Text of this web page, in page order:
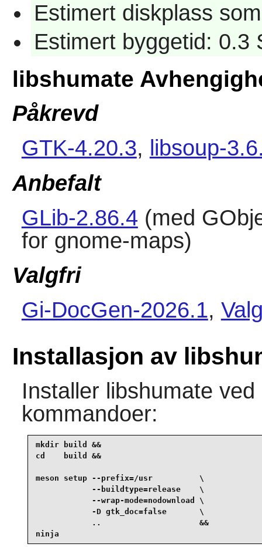
Estimert diskplass
Estimert byggetid: 0.3
libshumate
Påkrevd
GTK-4.20.3, libsoup-
Anbefalt
GLib-2.86.4 (med
for gnome-maps)
Valgfri
Gi-DocGen-2026.1,
Installasjon av
Installer libshumate ved
kommandoer:
mkdir build &&
cd    build &&
meson setup --prefix=/usr          \
            --buildtype=release    \
            --wrap-mode=nodownload \
            -D gtk_doc=false       \
            ..                     &&
ninja